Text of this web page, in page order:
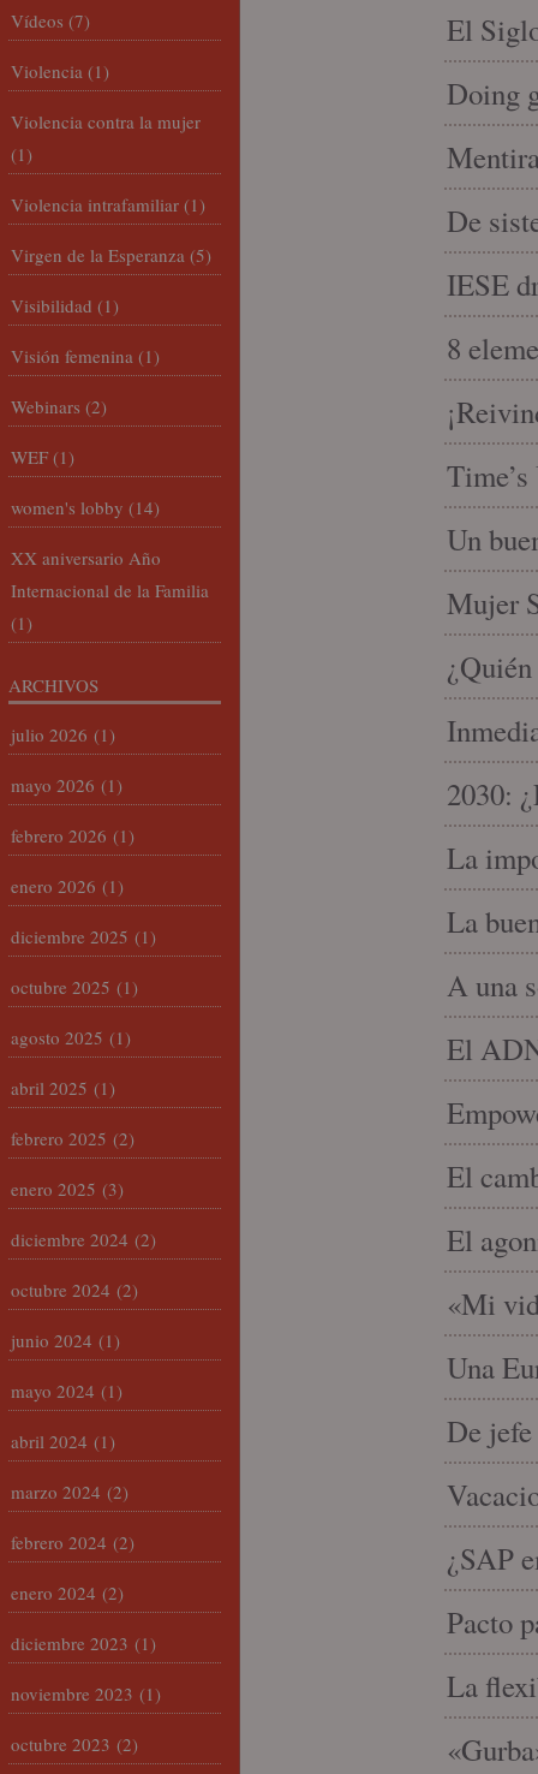
El
Doing
De
IESE
8
Un
Mujer
2030:
La
La
A una
El
El
El
«Mi
Una
De
¿SAP
Pacto
La
Vídeos (7)
Violencia (1)
Violencia contra la mujer
(1)
Violencia intrafamiliar (1)
Virgen de la Esperanza (5)
Visibilidad (1)
Visión femenina (1)
Webinars (2)
WEF (1)
women's lobby (14)
XX aniversario Año
Internacional de la Familia
(1)
ARCHIVOS
julio 2026 (1)
mayo 2026 (1)
febrero 2026 (1)
enero 2026 (1)
diciembre 2025 (1)
octubre 2025 (1)
agosto 2025 (1)
abril 2025 (1)
febrero 2025 (2)
enero 2025 (3)
diciembre 2024 (2)
octubre 2024 (2)
junio 2024 (1)
mayo 2024 (1)
abril 2024 (1)
marzo 2024 (2)
febrero 2024 (2)
enero 2024 (2)
diciembre 2023 (1)
noviembre 2023 (1)
octubre 2023 (2)